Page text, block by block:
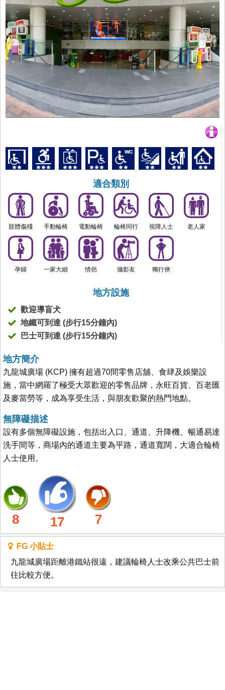
適合類別
肢體傷殘 手動輪椅 電動輪椅 輪椅同行 視障人士 老人家
孕婦 一家大細 情侶 攝影友 獨行俠
地方設施
歡迎導盲犬
地鐵可到達 (步行15分鐘內)
巴士可到達 (步行15分鐘內)
地方簡介
九龍城廣場 (KCP) 擁有超過70間零售店舖、食肆及娛樂設
施，當中網羅了極受大眾歡迎的零售品牌，永旺百貨、百老匯
及麥當勞等，成為享受生活，與朋友歡聚的熱門地點。
無障礙描述
設有多個無障礙設施，包括出入口、通道、升降機、暢通易達
洗手間等，商場內的通道主要為平路，通道寬闊，大適合輪椅
人士使用。
8 17 7
FG 小貼士
九龍城廣場距離港鐵站很遠，建議輪椅人士改乘公共巴士前
往比較方便。